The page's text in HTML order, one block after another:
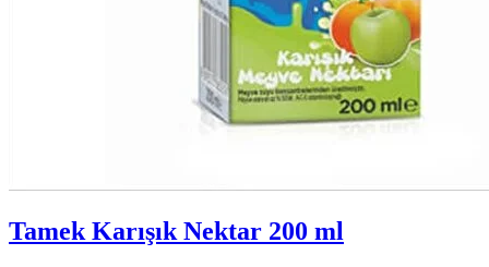
Tamek Karışık Nektar 200 ml